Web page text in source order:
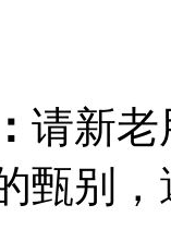
请新老
甄别